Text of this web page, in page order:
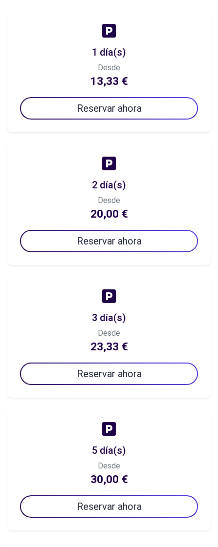
1 día(s)
Desde
13,33 €
Reservar ahora
2 día(s)
Desde
20,00 €
Reservar ahora
3 día(s)
Desde
23,33 €
Reservar ahora
5 día(s)
Desde
30,00 €
Reservar ahora